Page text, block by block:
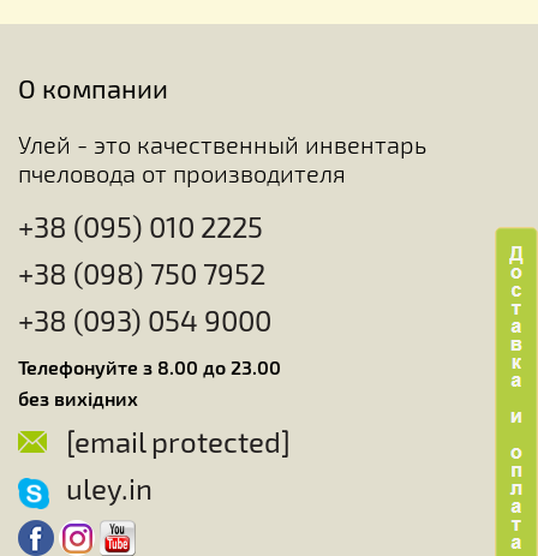
О компании
Улей - это качественный инвентарь
пчеловода от производителя
+38 (095) 010 2225
+38 (098) 750 7952
+38 (093) 054 9000
Телефонуйте з 8.00 до 23.00
без вихідних
[email protected]
uley.in